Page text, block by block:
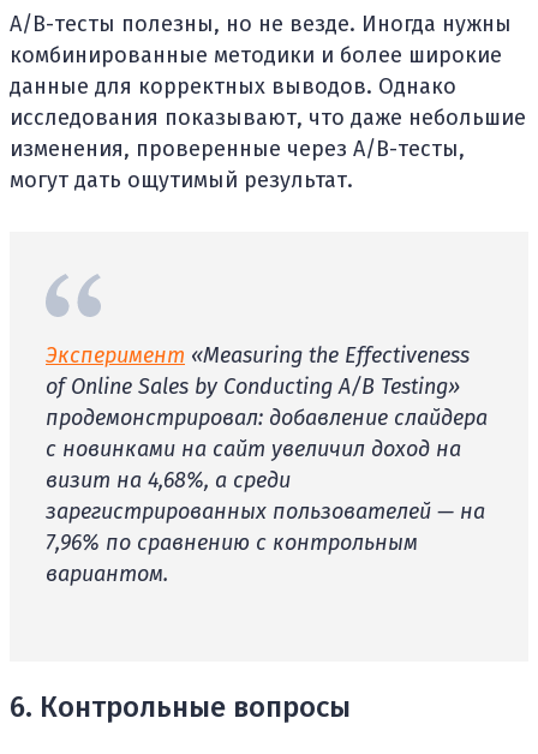
А/В-тесты полезны, но не везде. Иногда нужны
комбинированные методики и более широкие
данные для корректных выводов. Однако
исследования показывают, что даже небольшие
изменения, проверенные через А/В-тесты,
могут дать ощутимый результат.
Эксперимент «Measuring the Effectiveness
of Online Sales by Conducting A/B Testing»
продемонстрировал: добавление слайдера
с новинками на сайт увеличил доход на
визит на 4,68%, а среди
зарегистрированных пользователей — на
7,96% по сравнению с контрольным
вариантом.
6. Контрольные вопросы